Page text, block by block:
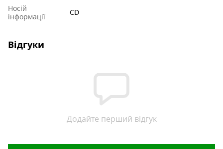
Носій
інформації
CD
Відгуки
Додайте перший відгук